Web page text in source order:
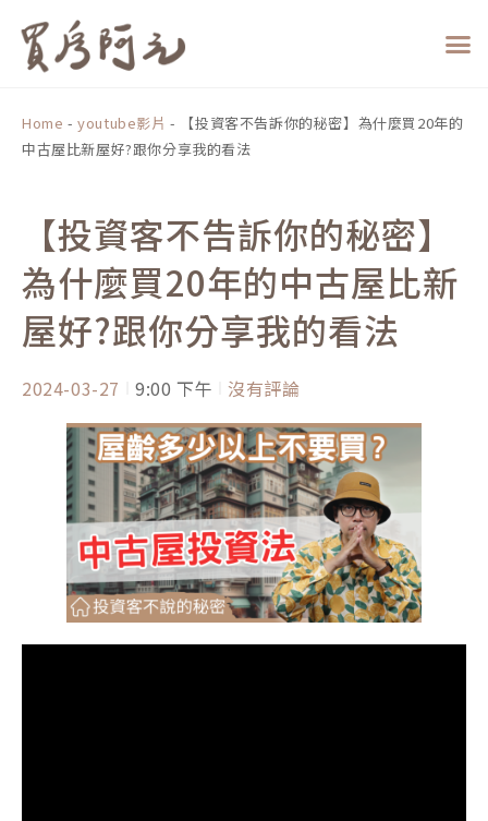
Home -youtube影片 -
【投資客不告訴你的秘密】為什麼買20年的
中古屋比新屋好?跟你分享我的看法
【投資客不告訴你的秘密】
為什麼買20年的中古屋比新
屋好?跟你分享我的看法
2024-03-27 9:00 下午 沒有評論